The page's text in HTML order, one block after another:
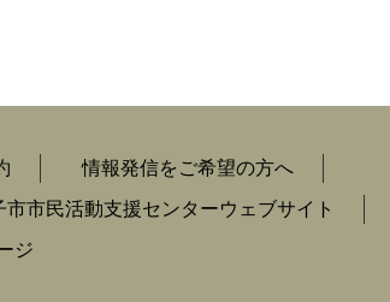
情報発信をご希望の方へ
市市民活動支援センターウェブサイト
ジ